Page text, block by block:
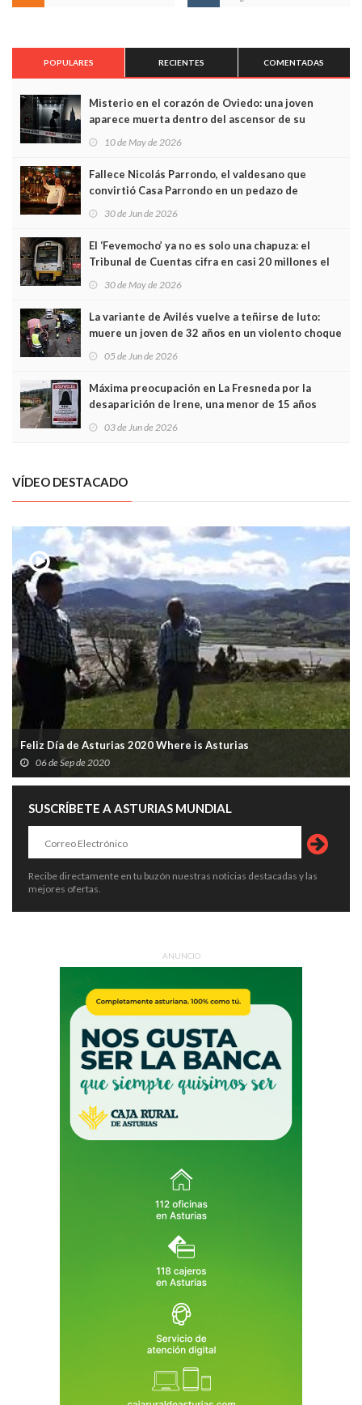
POPULARES RECIENTES COMENTADAS
Misterio en el corazón de Oviedo: una joven
aparece muerta dentro del ascensor de su
edificio y las cámaras captan sus últimos minutos
10 de May de 2026
Fallece Nicolás Parrondo, el valdesano que
convirtió Casa Parrondo en un pedazo de
Asturias en Madrid
30 de Jun de 2026
El ‘Fevemocho’ ya no es solo una chapuza: el
Tribunal de Cuentas cifra en casi 20 millones el
sobrecoste de los trenes que no cabían por los
30 de May de 2026
La variante de Avilés vuelve a teñirse de luto:
muere un joven de 32 años en un violento choque
frontal
05 de Jun de 2026
Máxima preocupación en La Fresneda por la
desaparición de Irene, una menor de 15 años
03 de Jun de 2026
VÍDEO DESTACADO
Feliz Día de Asturias 2020 Where is Asturias
06 de Sep de 2020
SUSCRÍBETE A ASTURIAS MUNDIAL
Recibe directamente en tu buzón nuestras noticias destacadas y las
mejores ofertas.
ANUNCIO